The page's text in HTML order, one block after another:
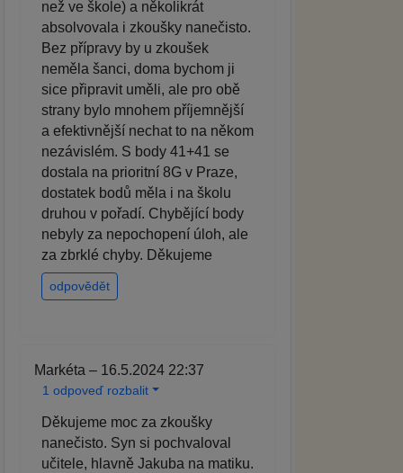
než ve škole) a několikrát
absolvovala i zkoušky nanečisto.
Bez přípravy by u zkoušek
neměla šanci, doma bychom ji
sice připravit uměli, ale pro obě
strany bylo mnohem příjemnější
a efektivnější nechat to na někom
nezávislém. S body 41+41 se
dostala na prioritní 8G v Praze,
dostatek bodů měla i na školu
druhou v pořadí. Chybějící body
nebyly za nepochopení úloh, ale
za zbrklé chyby. Děkujeme
odpovědět
Markéta – 16.5.2024 22:37
1 odpoveď rozbalit
Děkujeme moc za zkoušky
nanečisto. Syn si pochvaloval
učitele, hlavně Jakuba na matiku.